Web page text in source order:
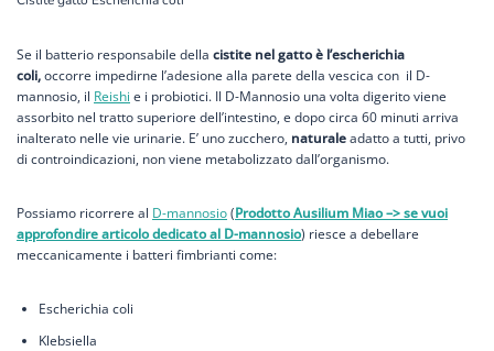
Se il batterio responsabile della cistite nel gatto è l’escherichia
coli,occorre impedirne l’adesione alla parete della vescica con il D-
mannosio, il Reishi e i probiotici. Il D-Mannosio una volta digerito viene
assorbito nel tratto superiore dell’intestino, e dopo circa 60 minuti arriva
inalterato nelle vie urinarie. E’ uno zucchero, naturaleadatto a tutti, privo
di controindicazioni, non viene metabolizzato dall’organismo.
Possiamo ricorrere al D-mannosio(Prodotto Ausilium Miao –> se vuoi
approfondire articolo dedicato al D-mannosio) riesce a debellare
meccanicamente i batteri fimbrianti come:
Escherichia coli
Klebsiella